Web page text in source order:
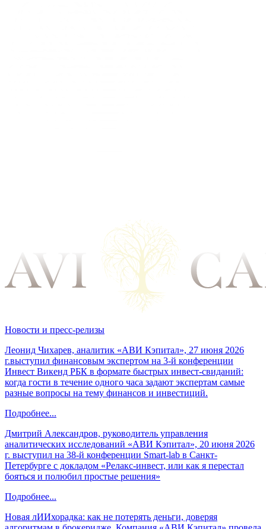
Новости и пресс-релизы
Леонид Чихарев, аналитик «АВИ Кэпитал», 27 июня 2026
г.выступил финансовым экспертом на 3-й конференции
Инвест Викенд РБК в формате быстрых инвест-свиданий:
когда гости в течение одного часа задают экспертам самые
разные вопросы на тему финансов и инвестиций.
Подробнее...
Дмитрий Александров, руководитель управления
аналитических исследований «АВИ Кэпитал», 20 июня 2026
г. выступил на 38-й конференции Smart-lab в Санкт-
Петербурге с докладом «Релакс-инвест, или как я перестал
бояться и полюбил простые решения»
Подробнее...
Новая лИИхорадка: как не потерять деньги, доверяя